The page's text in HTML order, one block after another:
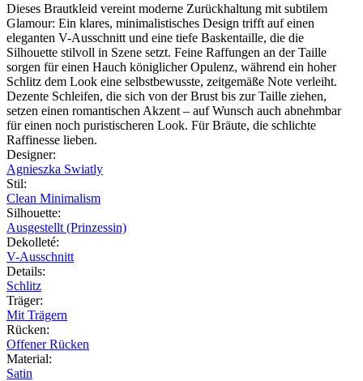
Dieses Brautkleid vereint moderne Zurückhaltung mit subtilem
Glamour: Ein klares, minimalistisches Design trifft auf einen
eleganten V-Ausschnitt und eine tiefe Baskentaille, die die
Silhouette stilvoll in Szene setzt. Feine Raffungen an der Taille
sorgen für einen Hauch königlicher Opulenz, während ein hoher
Schlitz dem Look eine selbstbewusste, zeitgemäße Note verleiht.
Dezente Schleifen, die sich von der Brust bis zur Taille ziehen,
setzen einen romantischen Akzent – auf Wunsch auch abnehmbar
für einen noch puristischeren Look. Für Bräute, die schlichte
Raffinesse lieben.
Designer:
Agnieszka Swiatly
Stil:
Clean Minimalism
Silhouette:
Ausgestellt (Prinzessin)
Dekolleté:
V-Ausschnitt
Details:
Schlitz
Träger:
Mit Trägern
Rücken:
Offener Rücken
Material:
Satin